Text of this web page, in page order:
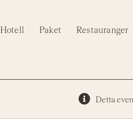
Hotell Paket Restauranger
Detta